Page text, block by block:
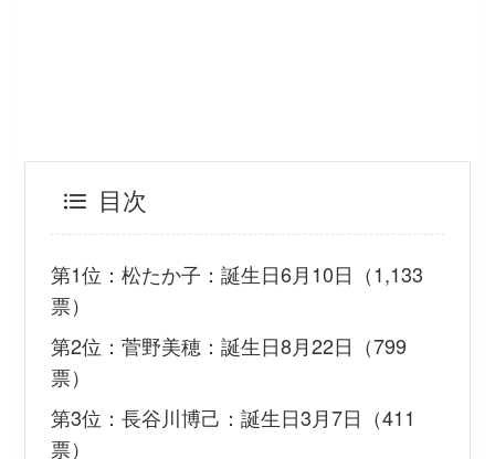
目次
第1位：松たか子：誕生日6月10日（1,133
票）
第2位：菅野美穂：誕生日8月22日（799
票）
第3位：長谷川博己：誕生日3月7日（411
票）